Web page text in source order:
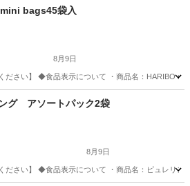
HARIBO mini bags45袋入
8月9日
ださい】 ◆食品表示について ・商品名：HARIBO
グ アソートパック2袋
8月9日
ください】 ◆食品表示について ・商品名：ピュレ